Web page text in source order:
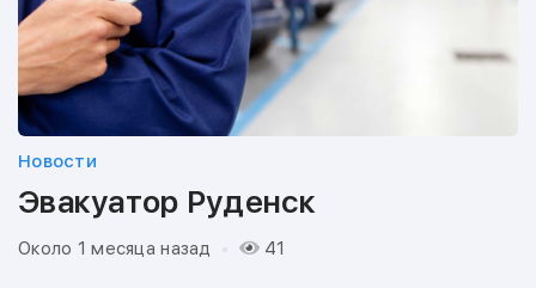
Новости
Эвакуатор Руденск
Около 1 месяца назад 41